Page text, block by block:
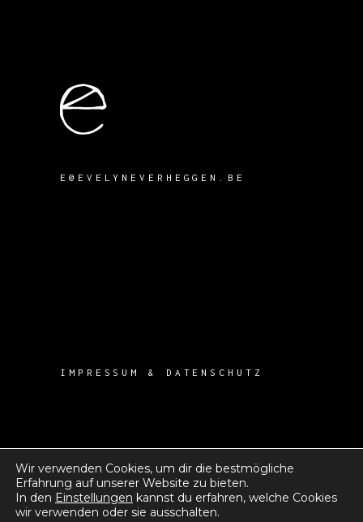
E@EVELYNEVERHEGGEN.BE
IMPRESSUM & DATENSCHUTZ
2025, EVELYNE VERHEGGEN
Wir verwenden Cookies, um dir die bestmögliche
Erfahrung auf unserer Website zu bieten.
In den Einstellungen kannst du erfahren, welche Cookies
wir verwenden oder sie ausschalten.